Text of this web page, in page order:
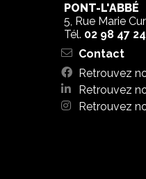
PONT-L'ABBÉ
5, Rue Marie
Tél. 02 98 47
Contact
Retrouvez
Retrouvez
Retrouvez